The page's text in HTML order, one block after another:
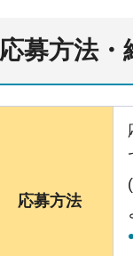
応募方法・
応募方法